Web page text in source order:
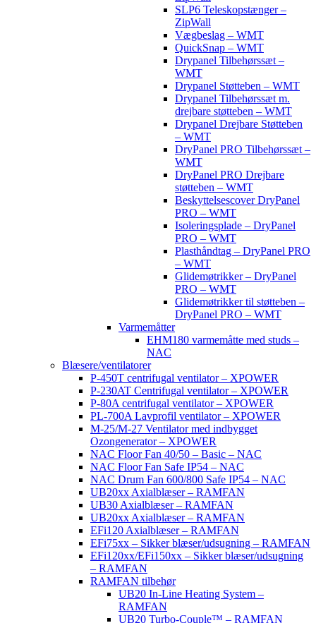
SLP6 Teleskopstænger –
ZipWall
Vægbeslag – WMT
QuickSnap – WMT
Drypanel Tilbehørssæt –
WMT
Drypanel Støtteben – WMT
Drypanel Tilbehørssæt m.
drejbare støtteben – WMT
Drypanel Drejbare Støtteben
– WMT
DryPanel PRO Tilbehørssæt –
WMT
DryPanel PRO Drejbare
støtteben – WMT
Beskyttelsescover DryPanel
PRO – WMT
Isoleringsplade – DryPanel
PRO – WMT
Plasthåndtag – DryPanel PRO
– WMT
Glidemøtrikker – DryPanel
PRO – WMT
Glidemøtrikker til støtteben –
DryPanel PRO – WMT
Varmemåtter
EHM180 varmemåtte med studs –
NAC
Blæsere/ventilatorer
P-450T centrifugal ventilator – XPOWER
P-230AT Centrifugal ventilator – XPOWER
P-80A centrifugal ventilator – XPOWER
PL-700A Lavprofil ventilator – XPOWER
M-25/M-27 Ventilator med indbygget
Ozongenerator – XPOWER
NAC Floor Fan 40/50 – Basic – NAC
NAC Floor Fan Safe IP54 – NAC
NAC Drum Fan 600/800 Safe IP54 – NAC
UB20xx Axialblæser – RAMFAN
UB30 Axialblæser – RAMFAN
UB20xx Axialblæser – RAMFAN
EFi120 Axialblæser – RAMFAN
EFi75xx – Sikker blæser/udsugning – RAMFAN
EFi120xx/EFi150xx – Sikker blæser/udsugning
– RAMFAN
RAMFAN tilbehør
UB20 In-Line Heating System –
RAMFAN
UB20 Turbo-Couple™ – RAMFAN